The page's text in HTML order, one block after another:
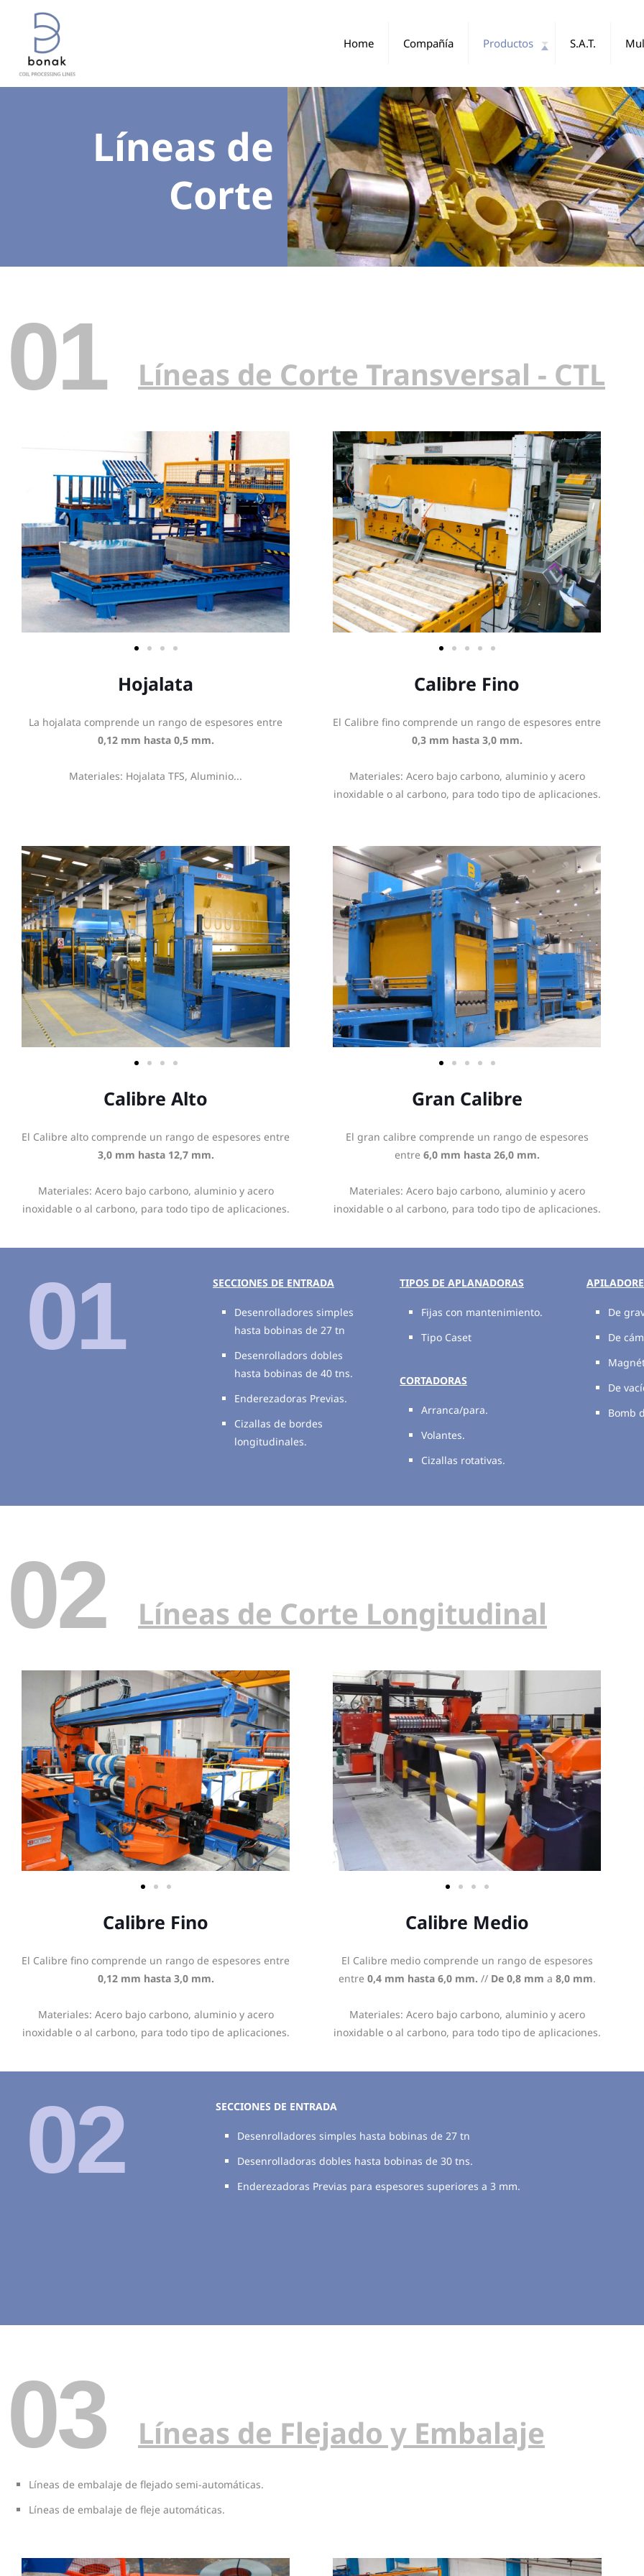
Home Compañía Productos S.A.T.
Líneas de
Corte
01 Líneas de Corte Transversal - CTL
Hojalata
La hojalata comprende un rango de espesores entre
0,12 mm hasta 0,5 mm.
Materiales: Hojalata TFS, Aluminio...
Calibre Fino
El Calibre fino comprende un rango de espesores entre
0,3 mm hasta 3,0 mm.
Materiales: Acero bajo carbono, aluminio y acero
inoxidable o al carbono, para todo tipo de aplicaciones.
Calibre Alto
El Calibre alto comprende un rango de espesores entre
3,0 mm hasta 12,7 mm.
Materiales: Acero bajo carbono, aluminio y acero
inoxidable o al carbono, para todo tipo de aplicaciones.
Gran Calibre
El gran calibre comprende un rango de espesores
entre 6,0 mm hasta 26,0 mm.
Materiales: Acero bajo carbono, aluminio y acero
inoxidable o al carbono, para todo tipo de aplicaciones.
01 SECCIONES DE ENTRADA
Desenrolladores simples
hasta bobinas de 27 tn
Desenrolladors dobles
hasta bobinas de 40 tns.
Enderezadoras Previas.
Cizallas de bordes
longitudinales.
TIPOS DE APLANADORAS
Fijas con mantenimiento.
Tipo Caset
CORTADORAS
Arranca/para.
Volantes.
Cizallas rotativas.
De
De
De
Bomb
02 Líneas de Corte Longitudinal
Calibre Fino
El Calibre fino comprende un rango de espesores entre
0,12 mm hasta 3,0 mm.
Materiales: Acero bajo carbono, aluminio y acero
inoxidable o al carbono, para todo tipo de aplicaciones.
Calibre Medio
El Calibre medio comprende un rango de espesores
entre 0,4 mm hasta 6,0 mm. // De 0,8 mm a 8,0 mm.
Materiales: Acero bajo carbono, aluminio y acero
inoxidable o al carbono, para todo tipo de aplicaciones.
02 SECCIONES DE ENTRADA
Desenrolladores simples hasta bobinas de 27 tn
Desenrolladoras dobles hasta bobinas de 30 tns.
Enderezadoras Previas para espesores superiores a 3 mm.
03 Líneas de Flejado y Embalaje
Líneas de embalaje de flejado semi-automáticas.
Líneas de embalaje de fleje automáticas.